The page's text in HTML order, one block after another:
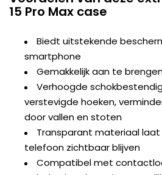
15 Pro Max case
Biedt uitstekende
smartphone
Gemakkelijk aan te
Verhoogde
verstevigde hoeken,
door vallen en stoten
Transparant materiaal laat
telefoon zichtbaar blijven
Compatibel met